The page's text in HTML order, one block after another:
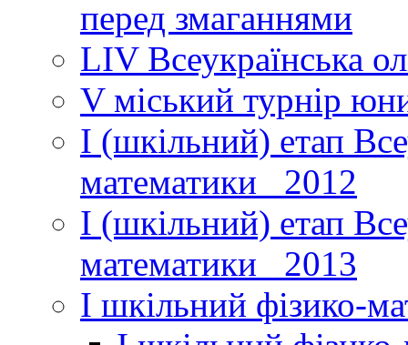
перед змаганнями
LIV Всеукраїнська
V міський турнір
І (шкільний) етап
математики _2012
І (шкільний) етап
математики _2013
І шкільний фізико-